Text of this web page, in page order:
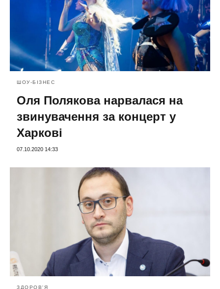
ШОУ-БІЗНЕС
Оля Полякова нарвалася на
звинувачення за концерт у
Харкові
07.10.2020 14:33
ЗДОРОВ'Я